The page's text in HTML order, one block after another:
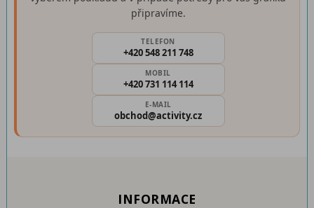
připravíme.
TELEFON
+420 548 211 748
MOBIL
+420 731 114 114
E-MAIL
obchod@activity.cz
INFORMACE